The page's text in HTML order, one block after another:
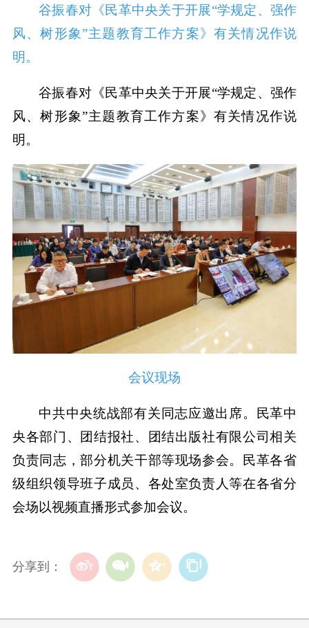
谷振春对《民革中央关于开展“学规定、强作
风、树形象”主题教育工作方案》有关情况作说
明。
谷振春对《民革中央关于开展“学规定、强作
风、树形象”主题教育工作方案》有关情况作说
明。
会议现场
中共中央统战部有关同志应邀出席。民革中
央各部门、团结报社、团结出版社有限公司相关
负责同志，部分机关干部等现场参会。民革各省
级组织领导班子成员、各处室负责人等在各省分
会场以视频直播形式参加会议。
分享到：